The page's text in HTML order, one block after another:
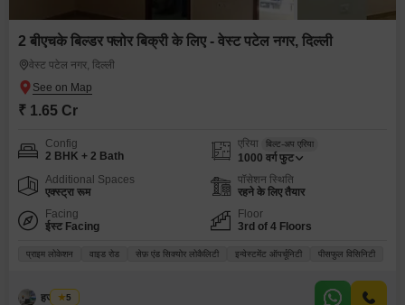
2 बीएचके बिल्डर फ्लोर बिक्री के लिए - वेस्ट पटेल नगर, दिल्ली
वेस्ट पटेल नगर, दिल्ली
₹ 1.65 Cr
Config
2 BHK + 2 Bath
एरिया बिल्ट-अप एरिया
1000 वर्ग फुट
Additional Spaces
एक्स्ट्रा रूम
पॉसेशन स्थिति
रहने के लिए तैयार
Facing
ईस्ट Facing
Floor
3rd of 4 Floors
प्राइम लोकेशन वाइड रोड सेफ़ एंड सिक्योर लोकैलिटी इन्वेस्टमेंट ऑपर्चूनिटी पीसफुल विसिनिटी
हर्जस सिंघ
5